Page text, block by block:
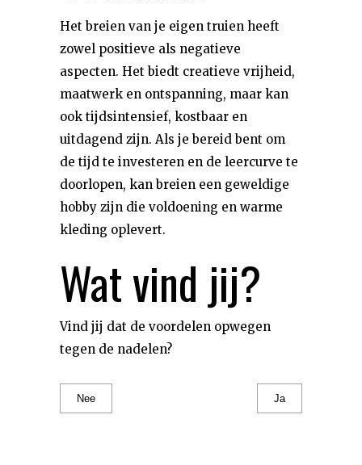
Het breien van je eigen truien heeft
zowel positieve als negatieve
aspecten. Het biedt creatieve vrijheid,
maatwerk en ontspanning, maar kan
ook tijdsintensief, kostbaar en
uitdagend zijn. Als je bereid bent om
de tijd te investeren en de leercurve te
doorlopen, kan breien een geweldige
hobby zijn die voldoening en warme
kleding oplevert.
Wat vind jij?
Vind jij dat de voordelen opwegen
tegen de nadelen?
Nee Ja